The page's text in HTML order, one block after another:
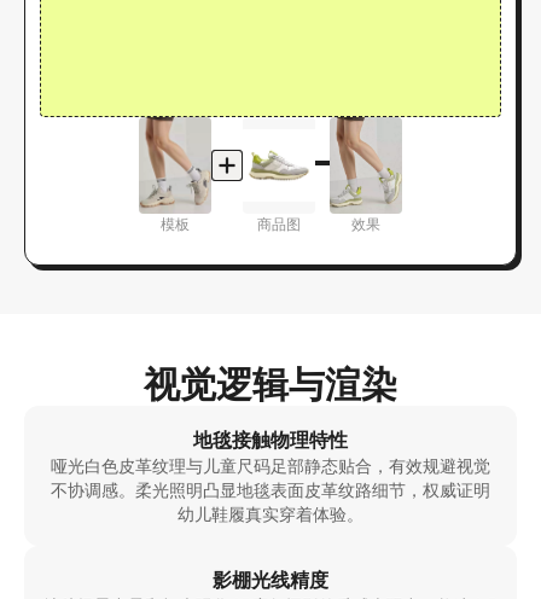
模板 商品图 效果
视觉逻辑与渲染
地毯接触物理特性
哑光白色皮革纹理与儿童尺码足部静态贴合，有效规避视觉
不协调感。柔光照明凸显地毯表面皮革纹路细节，权威证明
幼儿鞋履真实穿着体验。
影棚光线精度